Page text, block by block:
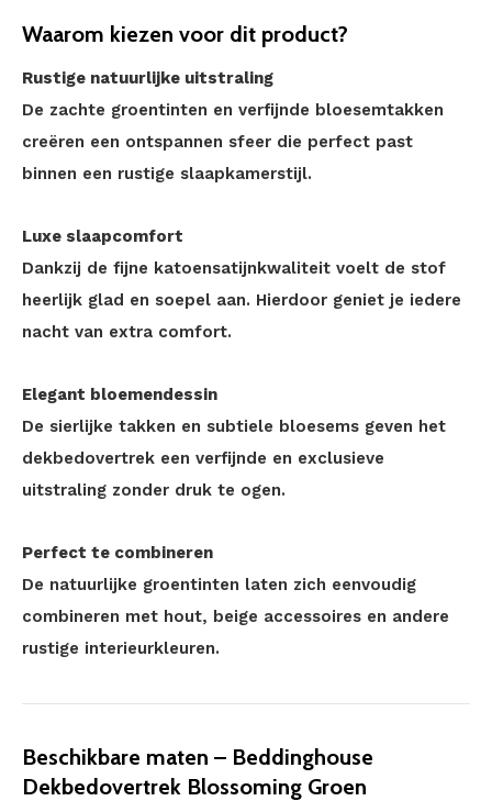
Waarom kiezen voor dit product?
Rustige natuurlijke uitstraling
De zachte groentinten en verfijnde bloesemtakken
creëren een ontspannen sfeer die perfect past
binnen een rustige slaapkamerstijl.
Luxe slaapcomfort
Dankzij de fijne katoensatijnkwaliteit voelt de stof
heerlijk glad en soepel aan. Hierdoor geniet je iedere
nacht van extra comfort.
Elegant bloemendessin
De sierlijke takken en subtiele bloesems geven het
dekbedovertrek een verfijnde en exclusieve
uitstraling zonder druk te ogen.
Perfect te combineren
De natuurlijke groentinten laten zich eenvoudig
combineren met hout, beige accessoires en andere
rustige interieurkleuren.
Beschikbare maten – Beddinghouse
Dekbedovertrek Blossoming Groen